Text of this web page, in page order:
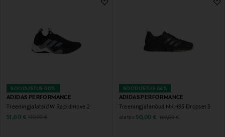
SOODUSTUS 60%
ADIDAS PERFORMANCE
Treeningjalatsid W Rapidmove 2
Discounted Price
51,60 € Original Price
130,00 €
SOODUSTUS 64%
ADIDAS PERFORMANCE
Treeningjalanõud NKH95 Dropset 3
alates Discounted Price
50,00 € Original Price
140,00 €